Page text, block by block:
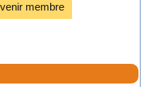
membre